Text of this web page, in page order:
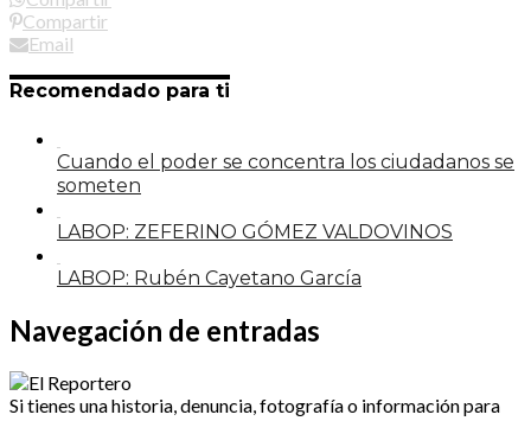
Compartir
Email
Recomendado para ti
Cuando el poder se concentra los ciudadanos se
someten
LABOP: ZEFERINO GÓMEZ VALDOVINOS
LABOP: Rubén Cayetano García
Navegación de entradas
Si tienes una historia, denuncia, fotografía o información para